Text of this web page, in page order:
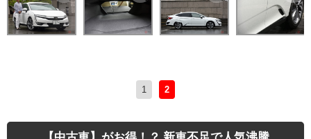
1 2